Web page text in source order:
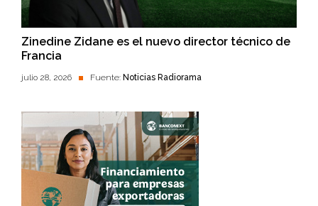
Zinedine Zidane es el nuevo director técnico de
Francia
julio 28, 2026 Fuente: Noticias Radiorama